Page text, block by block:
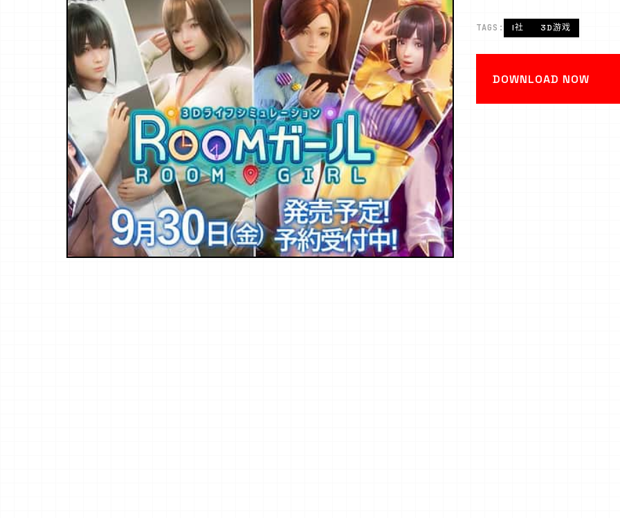
TAGS: I社 3D游戏
DOWNLOAD NOW